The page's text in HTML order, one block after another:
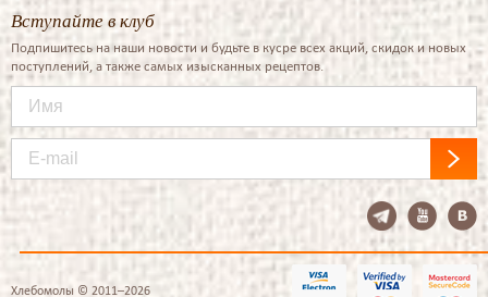
Вступайте в клуб
Подпишитесь на наши новости и будьте в кусре всех акций, скидок и новых
поступлений, а также самых изысканных рецептов.
Хлебомолы © 2011–2026